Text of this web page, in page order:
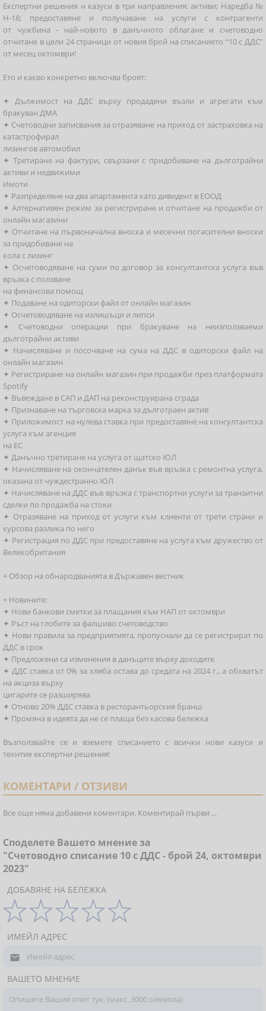
Експертни решения н казуси в три направления: активи; Наредба №
Н-18; предоставяне и получаване на услуги с контрагенти
от чужбина - най-новото в данъчното облагане и счетоводно
отчитане в цели 24 страници от новия брой на списанието “10 с ДДС”
от месец октомври!
Ето и какво конкретно включва броят:
✦ Дължимост на ДДС върху продадени възли и агрегати към
бракуван ДМА
✦ Счетоводни записвания за отразяване на приход от застраховка на
катастрофирал
лизингов автомобил
✦ Третиране на фактури, свързани с придобиване на дълготрайни
активи и недвижими
Имоти
✦ Разпределяне на два апартамента като дивидент в ЕООД
✦ Алтернативен режим за регистриране и отчитане на продажби от
онлайн магазини
✦ Отчитане на първоначална вноска и месечни погасителни вноски
за придобиване на
кола с лизинг
✦ Осчетоводяване на суми по договор за консултантска услуга във
връзка с ползване
на финансова помощ
✦ Подаване на одиторски файл от онлайн магазин
✦ Осчетоводяване на излишъци и липси
✦ Счетоводни операции при бракуване на неизползваеми
дълготрайни активи
✦ Начисляване и посочване на сума на ДДС в одиторски файл на
онлайн магазин
✦ Регистриране на онлайн магазин при продажби през платформата
Spotify
✦ Въвеждане в САП и ДАП на реконструирана сграда
✦ Признаване на търговска марка за дълготраен актив
✦ Приложимост на нулева ставка при предоставяне на консултантска
услуга към агенция
на ЕС
✦ Данъчно третиране на услуга от щатско ЮЛ
✦ Начисляване на окончателен данък във връзка с ремонтна услуга,
оказана от чуждестранно ЮЛ
✦ Начисляване на ДДС във връзка с транспортни услуги за транзитни
сделки по продажба на стоки
✦ Отразяване на приход от услуги към клиенти от трети страни и
курсова разлика по него
✦ Регистрация по ДДС при предоставяне на услуга към дружество от
Великобритания
+ Обзор на обнародванията в Държавен вестник
+ Новините:
✦ Нови банкови сметки за плащания към НАП от октомври
✦ Ръст на глобите за фалшиво счетоводствo
✦ Нови правила за предприятията, пропуснали да се регистрират по
ДДС в срок
✦ Предложени са изменения в данъците върху доходите
✦ ДДС ставка от 0% за хляба остава до средата на 2024 г., а обхватът
на акциза върху
цигарите се разширява
✦ Отново 20% ДДС ставка в ресторантьорския бранш
✦ Промяна в идеята да не се плаща без касова бележка
Възползвайте се и вземете списанието с всички нови казуси и
технтие експертни решения!
КОМЕНТАРИ / ОТЗИВИ
Все още няма добавени коментари. Коментирай първи ...
Споделете Вашето мнение за
"Счетоводно списание 10 с ДДС - брой 24, октомври
2023"
ДОБАВЯНЕ НА БЕЛЕЖКА
ИМЕЙЛ АДРЕС

ВАШЕТО МНЕНИЕ